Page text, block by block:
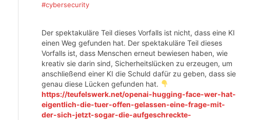
#cybersecurity
Der spektakuläre Teil dieses Vorfalls ist nicht, dass eine KI
einen Weg gefunden hat. Der spektakuläre Teil dieses
Vorfalls ist, dass Menschen erneut bewiesen haben, wie
kreativ sie darin sind, Sicherheitslücken zu erzeugen, um
anschließend einer KI die Schuld dafür zu geben, dass sie
genau diese Lücken gefunden hat.
https://teufelswerk.net/openai-hugging-face-wer-hat-
eigentlich-die-tuer-offen-gelassen-eine-frage-mit-
der-sich-jetzt-sogar-die-aufgeschreckte-